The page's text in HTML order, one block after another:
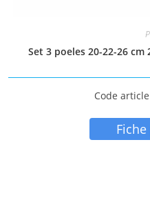
Set 3 poeles 20-22-26
Code